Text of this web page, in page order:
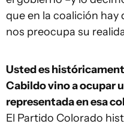
que en la coalición hay
nos preocupa su
Usted es
Cabildo vino a ocupar
representada en esa
El Partido Colorado